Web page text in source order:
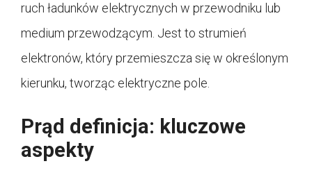
ruch ładunków elektrycznych w przewodniku lub
medium przewodzącym. Jest to strumień
elektronów, który przemieszcza się w określonym
kierunku, tworząc elektryczne pole.
Prąd definicja: kluczowe
aspekty